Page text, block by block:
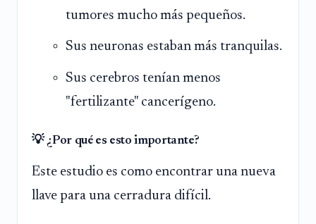
tumores mucho más pequeños.
Sus neuronas estaban más tranquilas.
Sus cerebros tenían menos
"fertilizante" cancerígeno.
💡 ¿Por qué es esto importante?
Este estudio es como encontrar una nueva
llave para una cerradura difícil.